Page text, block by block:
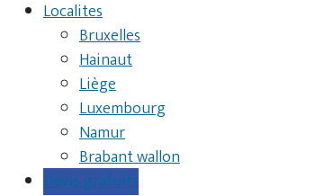
Localites
Bruxelles
Hainaut
Liège
Luxembourg
Namur
Brabant wallon
Devis gratuits